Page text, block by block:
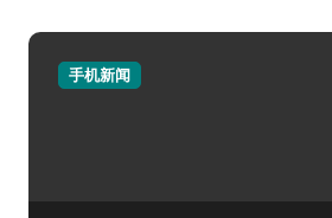
手机新闻